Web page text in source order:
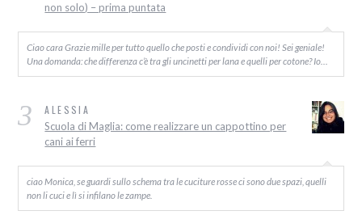
non solo) – prima puntata
Ciao cara Grazie mille per tutto quello che posti e condividi con noi! Sei geniale!
Una domanda: che differenza c’è tra gli uncinetti per lana e quelli per cotone? Io…
3 ALESSIA
Scuola di Maglia: come realizzare un cappottino per
cani ai ferri
ciao Monica, se guardi sullo schema tra le cuciture rosse ci sono due spazi, quelli
non li cuci e lì si infilano le zampe.